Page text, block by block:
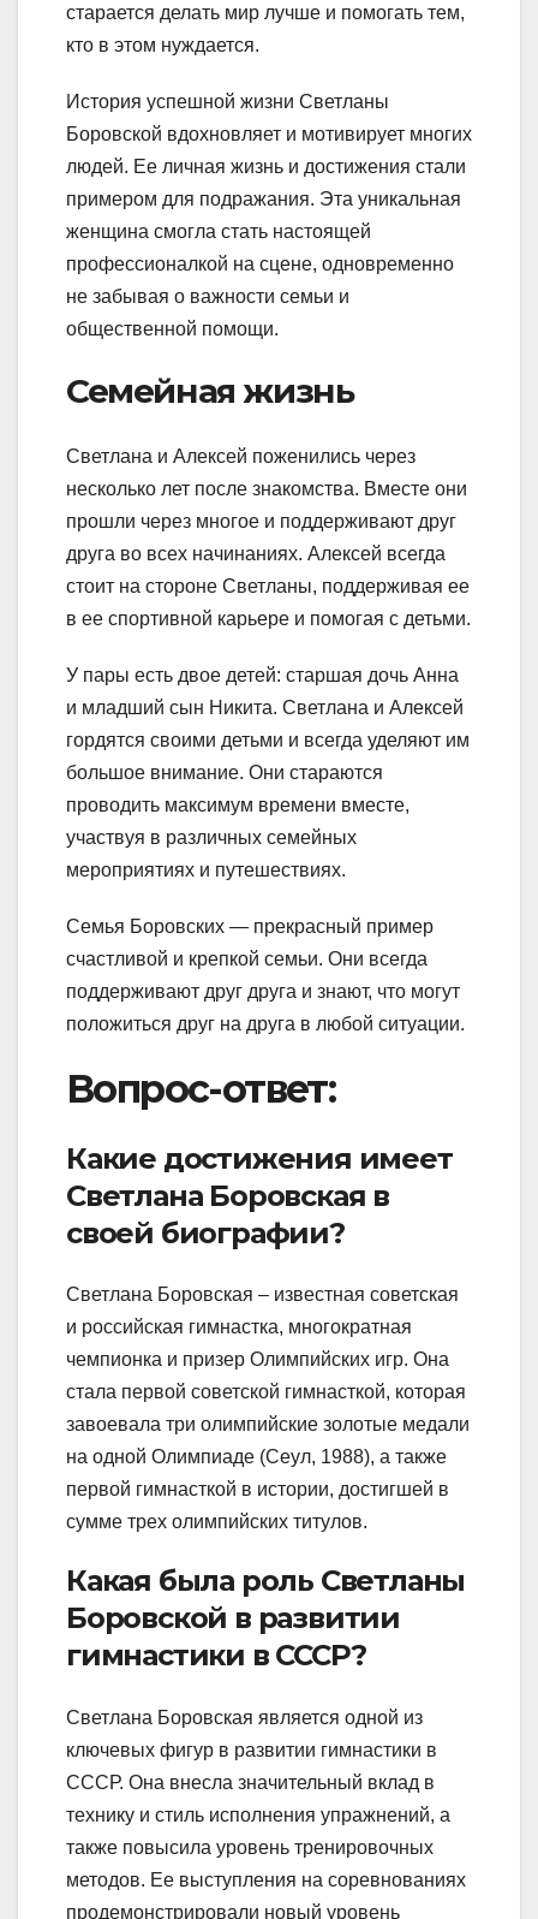
старается делать мир лучше и помогать тем,
кто в этом нуждается.
История успешной жизни Светланы
Боровской вдохновляет и мотивирует многих
людей. Ее личная жизнь и достижения стали
примером для подражания. Эта уникальная
женщина смогла стать настоящей
профессионалкой на сцене, одновременно
не забывая о важности семьи и
общественной помощи.
Семейная жизнь
Светлана и Алексей поженились через
несколько лет после знакомства. Вместе они
прошли через многое и поддерживают друг
друга во всех начинаниях. Алексей всегда
стоит на стороне Светланы, поддерживая ее
в ее спортивной карьере и помогая с детьми.
У пары есть двое детей: старшая дочь Анна
и младший сын Никита. Светлана и Алексей
гордятся своими детьми и всегда уделяют им
большое внимание. Они стараются
проводить максимум времени вместе,
участвуя в различных семейных
мероприятиях и путешествиях.
Семья Боровских — прекрасный пример
счастливой и крепкой семьи. Они всегда
поддерживают друг друга и знают, что могут
положиться друг на друга в любой ситуации.
Вопрос-ответ:
Какие достижения имеет
Светлана Боровская в
своей биографии?
Светлана Боровская – известная советская
и российская гимнастка, многократная
чемпионка и призер Олимпийских игр. Она
стала первой советской гимнасткой, которая
завоевала три олимпийские золотые медали
на одной Олимпиаде (Сеул, 1988), а также
первой гимнасткой в истории, достигшей в
сумме трех олимпийских титулов.
Какая была роль Светланы
Боровской в развитии
гимнастики в СССР?
Светлана Боровская является одной из
ключевых фигур в развитии гимнастики в
СССР. Она внесла значительный вклад в
технику и стиль исполнения упражнений, а
также повысила уровень тренировочных
методов. Ее выступления на соревнованиях
продемонстрировали новый уровень